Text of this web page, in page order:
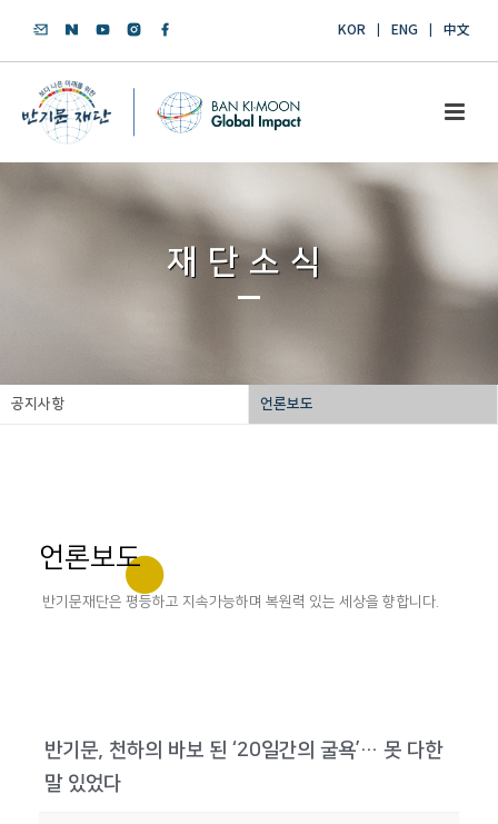
KOR ENG 中文
재단소식
공지사항 언론보도
언론보도
반기문재단은 평등하고 지속가능하며 복원력 있는 세상을 향합니다.
반기문, 천하의 바보 된 ‘20일간의 굴욕’… 못 다한
말 있었다